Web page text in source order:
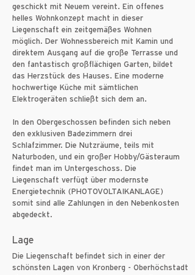
geschickt mit Neuem vereint. Ein offenes
helles Wohnkonzept macht in dieser
Liegenschaft ein zeitgemäßes Wohnen
möglich. Der Wohnessbereich mit Kamin und
direktem Ausgang auf die große Terrasse und
den fantastisch großflächigen Garten, bildet
das Herzstück des Hauses. Eine moderne
hochwertige Küche mit sämtlichen
Elektrogeräten schließt sich dem an.
In den Obergeschossen befinden sich neben
den exklusiven Badezimmern drei
Schlafzimmer. Die Nutzräume, teils mit
Naturboden, und ein großer Hobby/Gästeraum
findet man im Untergeschoss. Die
Liegenschaft verfügt über modernste
Energietechnik (PHOTOVOLTAIKANLAGE)
somit sind alle Zahlungen in den Nebenkosten
abgedeckt.
Lage
Die Liegenschaft befindet sich in einer der
schönsten Lagen von Kronberg - Oberhöchstadt